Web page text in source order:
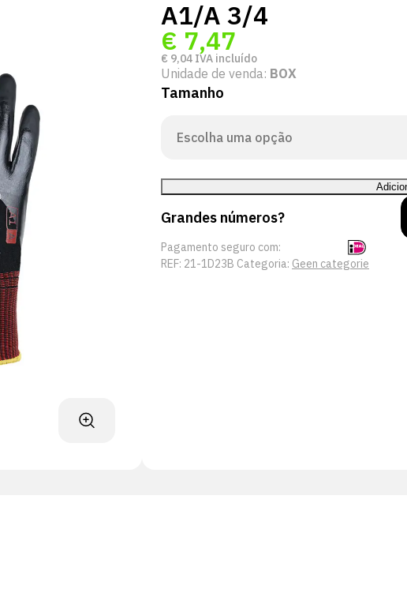
A1/A 3/4
€ 7,47
€ 9,04 IVA incluído
Unidade de venda: BOX
Tamanho
Grandes números?
Pagamento seguro com:
REF: 21-1D23B Categoria: Geen categorie